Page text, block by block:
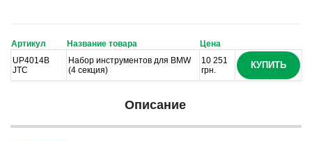
Артикул Название товара
Цена
UP4014B
JTC
Набор инструментов для BMW
(4 секция)
10 251
грн.
КУПИТЬ
Описание